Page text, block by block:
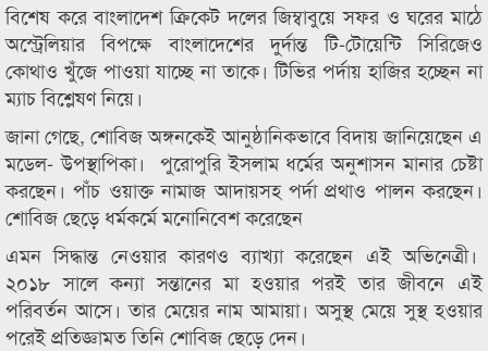
বিশেষ করে বাংলাদেশ ক্রিকেট দলের জিম্বাবুয়ে সফর ও ঘরের মাঠে
অস্ট্রেলিয়ার বিপক্ষে বাংলাদেশের দুর্দান্ত টি-টোয়েন্টি সিরিজেও
কোথাও খুঁজে পাওয়া যাচ্ছে না তাকে। টিভির পর্দায় হাজির হচ্ছেন না
ম্যাচ বিশ্লেষণ নিয়ে।
জানা গেছে, শোবিজ অঙ্গনকেই আনুষ্ঠানিকভাবে বিদায় জানিয়েছেন এ
মডেল- উপস্থাপিকা। পুরোপুরি ইসলাম ধর্মের অনুশাসন মানার চেষ্টা
করছেন। পাঁচ ওয়াক্ত নামাজ আদায়সহ পর্দা প্রথাও পালন করছেন।
শোবিজ ছেড়ে ধর্মকর্মে মনোনিবেশ করেছেন
এমন সিদ্ধান্ত নেওয়ার কারণও ব‌্যাখ‌্যা করেছেন এই অভিনেত্রী।
২০১৮ সালে কন্যা সন্তানের মা হওয়ার পরই তার জীবনে এই
পরিবর্তন আসে। তার মেয়ের নাম আমায়া। অসুস্থ মেয়ে সুস্থ হওয়ার
পরেই প্রতিজ্ঞামত তিনি শোবিজ ছেড়ে দেন।